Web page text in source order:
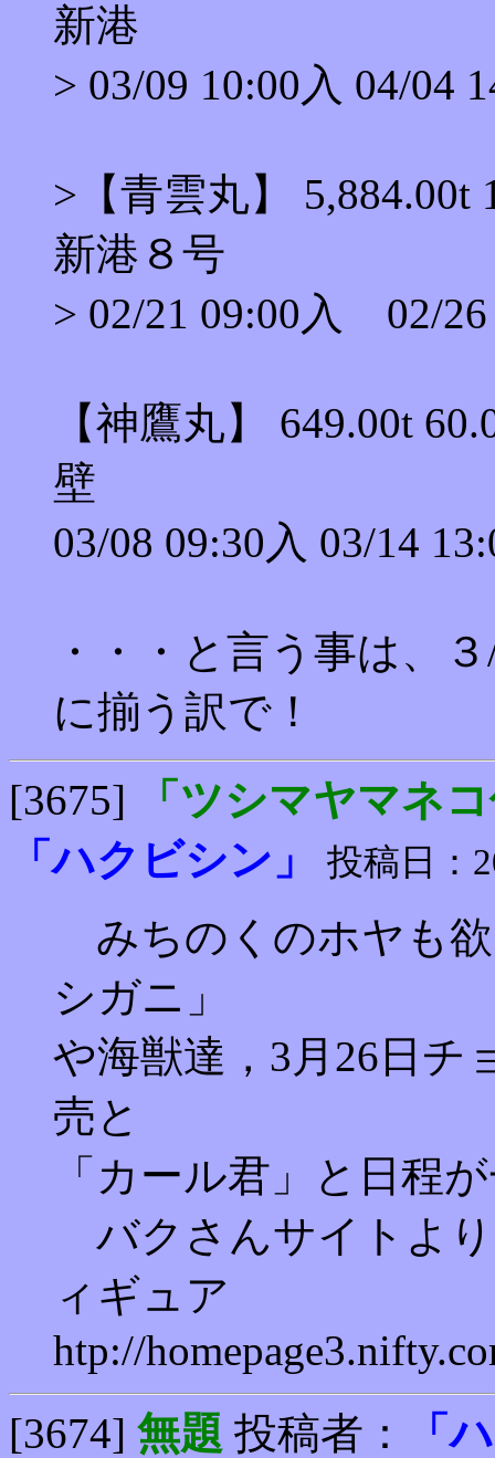
新港
> 03/09 10:00入 04/04
>【青雲丸】 5,884.00t
新港８号
> 02/21 09:00入 02/26
【神鷹丸】 649.00t
壁
03/08 09:30入 03/14
・・・と言う事は、
に揃う訳で！
[3675]
「ツシマヤマネ
「ハクビシン」
投稿日：
みちのくのホヤも
シガニ」
や海獣達，3月26日チ
売と
「カール君」と日程
バクさんサイトよ
ィギュア
htp://
[3674] 無題 投稿者： 「